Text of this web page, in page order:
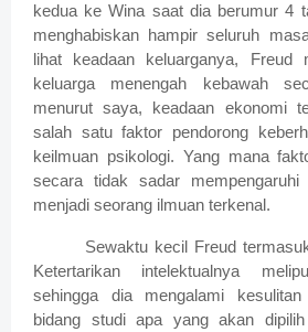
kedua ke Wina saat dia berumur 4
menghabiskan hampir seluruh
lihat keadaan keluarganya, Freud
keluarga menengah kebawah
menurut saya, keadaan ekonomi
salah satu faktor pendorong
keilmuan psikologi. Yang mana
secara tidak sadar
menjadi seorang ilmuan terkenal.
Sewaktu kecil Freud
Ketertarikan intelektualnya
sehingga dia mengalami
bidang studi apa yang akan